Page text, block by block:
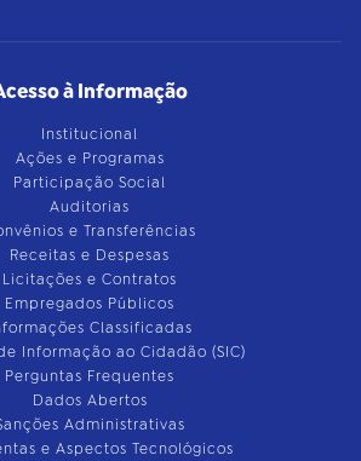
à Informação
Institucional
Ações e Programas
Participação Social
Auditorias
e Transferências
Receitas e Despesas
Licitações e Contratos
Empregados Públicos
Classificadas
Informação ao Cidadão (SIC)
Perguntas Frequentes
Dados Abertos
Administrativas
e Aspectos Tecnológicos